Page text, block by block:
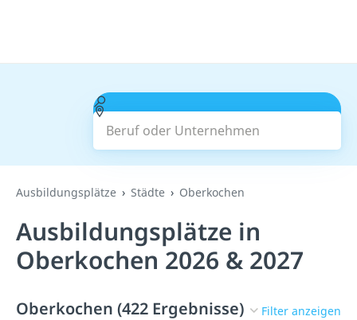
Beruf oder Unternehmen
Suchen
Ausbildungsplätze Städte Oberkochen
Ausbildungsplätze in
Oberkochen 2026 & 2027
Oberkochen (422 Ergebnisse) Filter anzeigen